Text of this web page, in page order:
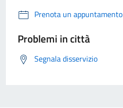
Prenota un appuntamento
Problemi in città
Segnala disservizio